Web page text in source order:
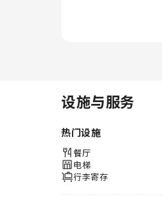
择，随时满足您的
旅伴一起，在住宿
克机场假日酒店-洲
享用。 体验住宿的
您在度假期间保持
设施与服务
热门设施
餐厅
电梯
行李寄存